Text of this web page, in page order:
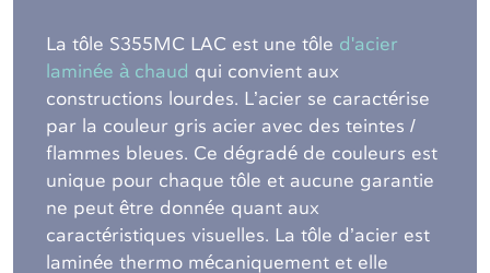
La tôle S355MC LAC est une tôle d'acier
laminée à chaud qui convient aux
constructions lourdes. L’acier se caractérise
par la couleur gris acier avec des teintes /
flammes bleues. Ce dégradé de couleurs est
unique pour chaque tôle et aucune garantie
ne peut être donnée quant aux
caractéristiques visuelles. La tôle d’acier est
laminée thermo mécaniquement et elle